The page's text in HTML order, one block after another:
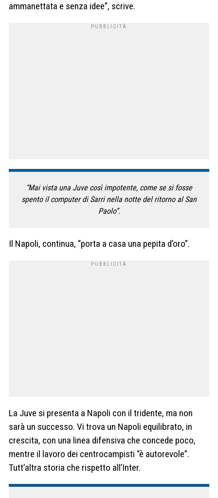
ammanettata e senza idee”, scrive.
“Mai vista una Juve così impotente, come se si fosse
spento il computer di Sarri nella notte del ritorno al San
Paolo”.
Il Napoli, continua, “porta a casa una pepita d’oro”.
La Juve si presenta a Napoli con il tridente, ma non
sarà un successo. Vi trova un Napoli equilibrato, in
crescita, con una linea difensiva che concede poco,
mentre il lavoro dei centrocampisti “è autorevole”.
Tutt’altra storia che rispetto all’Inter.